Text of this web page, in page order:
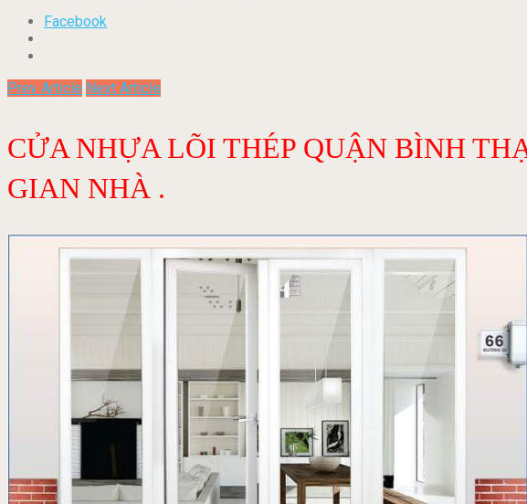
Facebook
Prev Article Next Article
CỬA NHỰA LÕI THÉP QUẬN BÌNH
GIAN NHÀ .